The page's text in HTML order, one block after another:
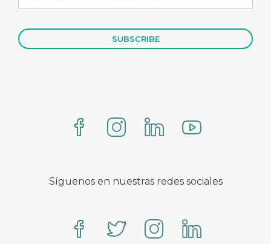
Síguenos en nuestras redes sociales